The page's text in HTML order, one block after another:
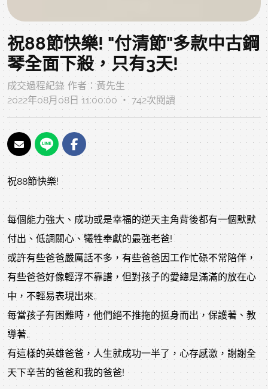
祝88節快樂! "付清節"多款中古鋼
琴全面下殺，只有3天!
成交過程紀錄 作者：黃先生
2022年08月08日 11:00:00 ‧ 742次閱讀
祝88節快樂!
每個能力強大、成功或是幸福的逆天主角背後都有一個默默
付出、低調關心、犧牲奉獻的最強老爸!
或許有些爸爸嚴厲話不多，有些爸爸因工作忙碌不常陪伴，
有些爸爸好像輕浮不靠譜，但對孩子的愛總是滿滿的放在心
中，不輕易表現出來..
每當孩子有困難時，他們絕不推拖的挺身而出，保護著、教
導著..
有這樣的英雄爸爸，人生就成功一半了，心存感激，謝謝全
天下辛苦的爸爸和我的爸爸!